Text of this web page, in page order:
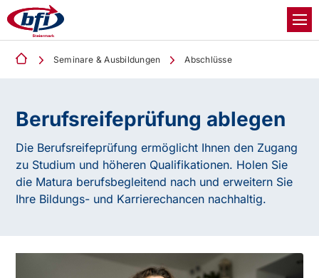
Seminare & Ausbildungen Abschlüsse
Berufsreifeprüfung ablegen
Die Berufsreifeprüfung ermöglicht Ihnen den Zugang
zu Studium und höheren Qualifikationen. Holen Sie
die Matura berufsbegleitend nach und erweitern Sie
Ihre Bildungs- und Karrierechancen nachhaltig.